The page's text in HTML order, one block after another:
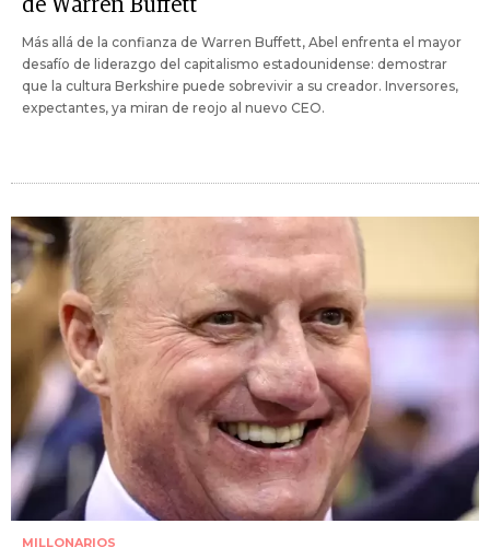
de Warren Buffett
Más allá de la confianza de Warren Buffett, Abel enfrenta el mayor
desafío de liderazgo del capitalismo estadounidense: demostrar
que la cultura Berkshire puede sobrevivir a su creador. Inversores,
expectantes, ya miran de reojo al nuevo CEO.
MILLONARIOS